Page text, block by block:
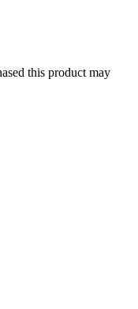
this product may